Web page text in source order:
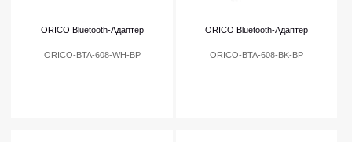
ORICO Bluetooth-Адаптер
ORICO-BTA-608-WH-BP
ORICO Bluetooth-Адаптер
ORICO-BTA-608-BK-BP